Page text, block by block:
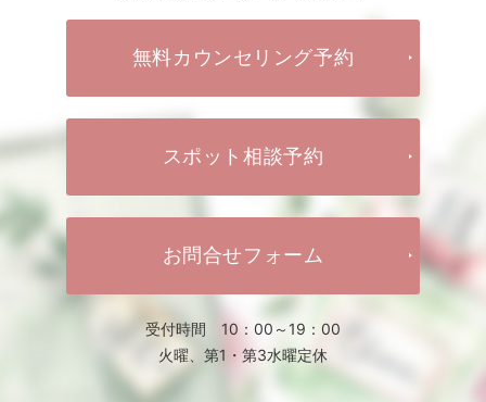
無料カウンセリング予約
スポット相談予約
お問合せフォーム
受付時間 10：00～19：00
火曜、第1・第3水曜定休